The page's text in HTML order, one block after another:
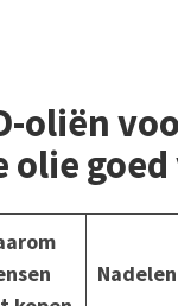
oliën
olie
Nadelen